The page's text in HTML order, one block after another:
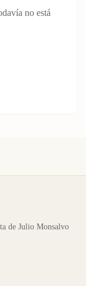
no está
de Julio Monsalvo